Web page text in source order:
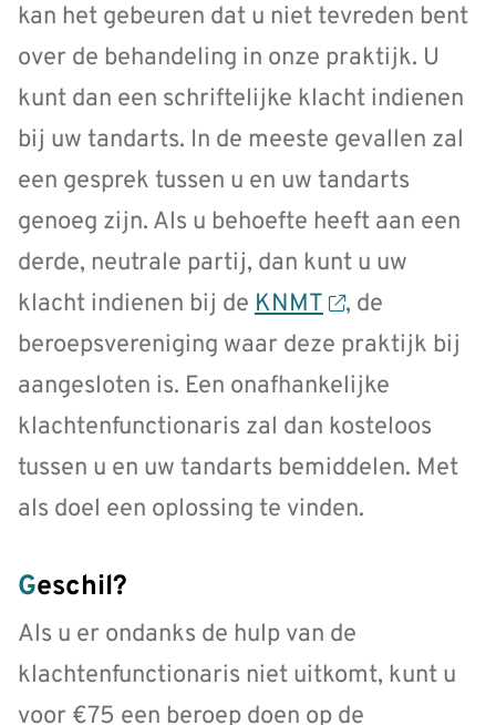
kan het gebeuren dat u niet tevreden bent
over de behandeling in onze praktijk. U
kunt dan een schriftelijke klacht indienen
bij uw tandarts. In de meeste gevallen zal
een gesprek tussen u en uw tandarts
genoeg zijn. Als u behoefte heeft aan een
derde, neutrale partij, dan kunt u uw
klacht indienen bij de KNMT
, de
beroepsvereniging waar deze praktijk bij
aangesloten is. Een onafhankelijke
klachtenfunctionaris zal dan kosteloos
tussen u en uw tandarts bemiddelen. Met
als doel een oplossing te vinden.
Geschil?
Als u er ondanks de hulp van de
klachtenfunctionaris niet uitkomt, kunt u
voor €75 een beroep doen op de